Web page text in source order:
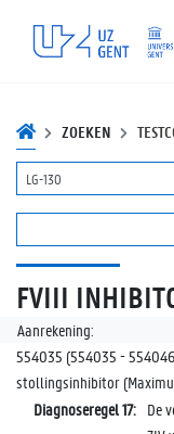
ZOEKEN
FVIII
Aanrekening:
554035 (554035 - 554046
stollingsinhibitor
Diagnoseregel 17: De